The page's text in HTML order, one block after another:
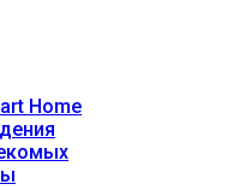
Home